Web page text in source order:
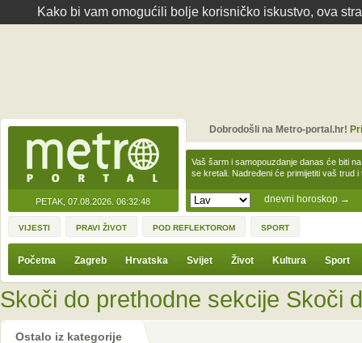
Kako bi vam omogućili bolje korisničko iskustvo, ova
PETAK, 07.08.2026. 06:32:48 dnevni horoskop →
Vaš šarm i samopouzdanje danas će biti
se kretali. Nadređeni će primijetiti vaš trud
Dobrodošli na Metro-portal.hr!
VIJESTI PRAVI ŽIVOT POD REFLEKTOROM SPORT
Početna Zagreb Hrvatska Svijet Život Kultura Sport
Skoči do prethodne sekcije Skoči
Ostalo iz kategorije